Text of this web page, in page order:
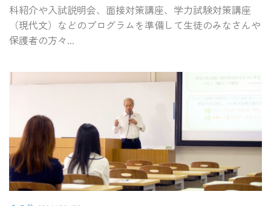
科紹介や入試説明会、面接対策講座、学力試験対策講座
（現代文）などのプログラムを準備して生徒のみなさんや
保護者の方々...